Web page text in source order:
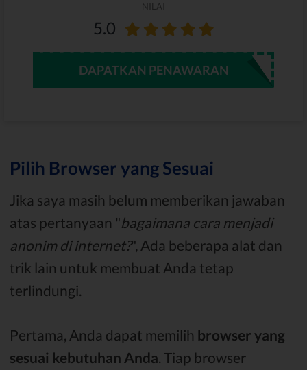
NILAI
5.0
DAPATKAN PENAWARAN
Pilih Browser yang Sesuai
Jika saya masih belum memberikan jawaban
atas pertanyaan "bagaimana cara menjadi
anonim di internet?", Ada beberapa alat dan
trik lain untuk membuat Anda tetap
terlindungi.
Pertama, Anda dapat memilih browser yang
sesuai kebutuhan Anda . Tiap browser